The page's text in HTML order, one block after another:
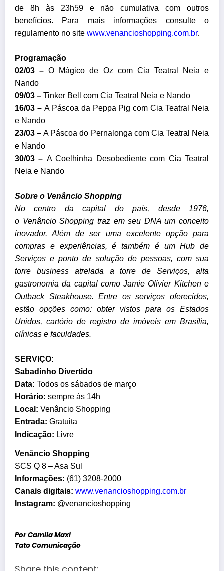
de 8h às 23h59 e não cumulativa com outros
benefícios. Para mais informações consulte o
regulamento no site www.venancioshopping.com.br.
Programação
02/03 –O Mágico de Oz com Cia Teatral Neia e
Nando
09/03 – Tinker Bell
com Cia Teatral Neia e Nando
16/03 – A Páscoa da Peppa Pigcom Cia Teatral Neia
e Nando
23/03 –A Páscoa do Pernalonga com Cia Teatral Neia
e Nando
30/03 – A Coelhinha Desobediente com Cia Teatral
Neia e Nando
Sobre o Venâncio Shopping
No centro da capital do país, desde 1976,
o Venâncio Shopping traz em seu DNA um conceito
inovador. Além de ser uma excelente opção para
compras e experiências, é também é um Hub de
Serviços e ponto de solução de pessoas, com sua
torre business atrelada a torre de Serviços, alta
gastronomia da capital como Jamie Olivier Kitchen e
Outback Steakhouse. Entre os serviços oferecidos,
estão opções como: obter vistos para os Estados
Unidos, cartório de registro de imóveis em Brasília,
clínicas e faculdades.
SERVIÇO:
Sabadinho Divertido
Data: Todos os sábados de março
Horário: sempre às 14h
Local: Venâncio Shopping
Entrada: Gratuita
Indicação: Livre
Venâncio Shopping
SCS Q 8 – Asa Sul
Informações: (61) 3208-2000
Canais digitais: www.venancioshopping.com.br
Instagram: @venancioshopping
Por Camila Maxi
Tato Comunicação